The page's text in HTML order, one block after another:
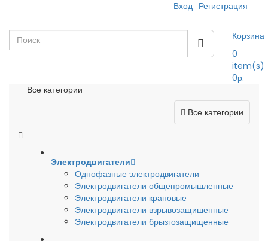
Вход Регистрация
Корзина
0
item(s)
0р.
Все категории
Все категории
Электродвигатели
Однофазные электродвигатели
Электродвигатели общепромышленные
Электродвигатели крановые
Электродвигатели взрывозащишенные
Электродвигатели брызгозащищенные